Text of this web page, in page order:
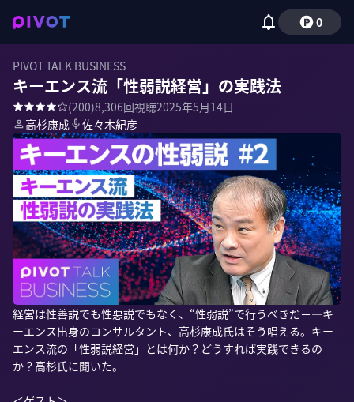
0
PIVOT TALK BUSINESS
キーエンス流「性弱説経営」の実践法
(200)8,306回視聴2025年5月14日
高杉康成
佐々木紀彦
経営は性善説でも性悪説でもなく、“性弱説”で行うべきだ－―キ
ーエンス出身のコンサルタント、高杉康成氏はそう唱える。キー
エンス流の「性弱説経営」とは何か？どうすれば実践できるの
か？高杉氏に聞いた。